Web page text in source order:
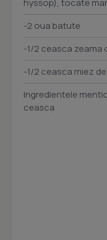
hyssop), tocate
-2 oua batute
-1/2 ceasca zeama
-1/2 ceasca miez
Ingredientele
ceasca